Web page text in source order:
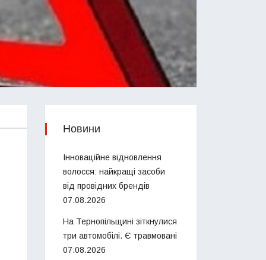
Новини
Інноваційне відновлення
волосся: найкращі засоби
від провідних брендів
07.08.2026
На Тернопільщині зіткнулися
три автомобілі. Є травмовані
07.08.2026